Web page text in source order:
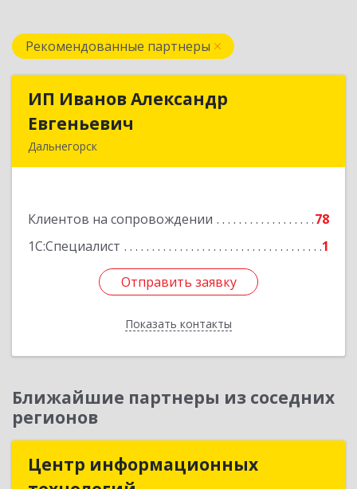
Рекомендованные партнеры
ИП Иванов Александр
Евгеньевич
Дальнегорск
Клиентов на сопровождении
78
1С:Специалист
1
Отправить заявку
Показать контакты
ИП Иванов Александр
Подробнее
Отправить заявку
Назад
Ближайшие партнеры из соседних
регионов
Центр информационных
Центр информационных